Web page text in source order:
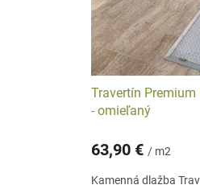
Travertín
- omieľaný
63,90 € / m2
Kamenná dlažba